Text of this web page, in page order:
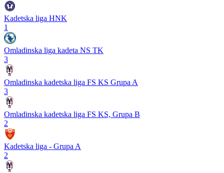
Kadetska liga HNK
1
Omladinska liga kadeta NS TK
3
Omladinska kadetska liga FS KS Grupa A
3
Omladinska kadetska liga FS KS, Grupa B
2
Kadetska liga - Grupa A
2